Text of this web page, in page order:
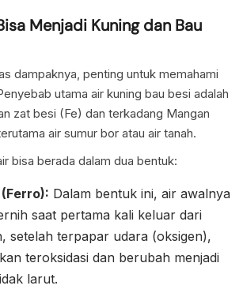
Menjadi Kuning dan Bau
dampaknya, penting untuk memahami
utama air kuning bau besi adalah
zat besi (Fe) dan terkadang Mangan
air sumur bor atau air tanah.
bisa berada dalam dua bentuk:
Dalam bentuk ini, air awalnya
saat pertama kali keluar dari
setelah terpapar udara (oksigen),
teroksidasi dan berubah menjadi
larut.